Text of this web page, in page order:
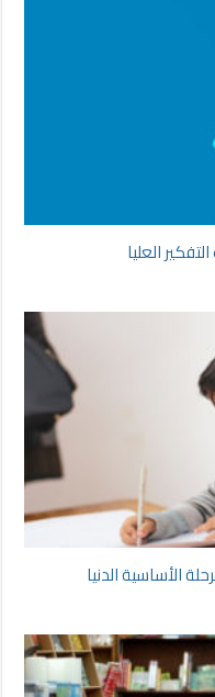
العليا
الأساسية الدنيا